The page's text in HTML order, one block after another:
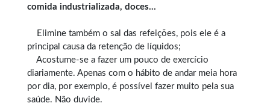
comida industrializada, doces…
Elimine também o sal das refeições, pois ele é a
principal causa da retenção de líquidos;
Acostume-se a fazer um pouco de exercício
diariamente. Apenas com o hábito de andar meia hora
por dia, por exemplo, é possível fazer muito pela sua
saúde. Não duvide.